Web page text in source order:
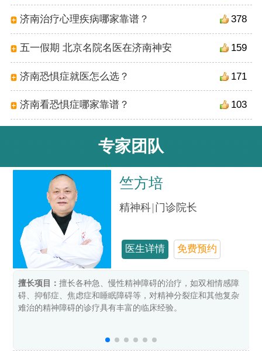
378
济南治疗心理疾病哪家靠谱？
159
五一假期 北京名院名医在济南神安
171
济南恐惧症就医怎么选？
103
济南看恐惧症哪家靠谱？
专家团队
竺方培
精神科 门诊院长
医生详情 免费预约
擅长项目：擅长各种急、慢性精神障碍的治疗，如双相情感障
碍、抑郁症、焦虑症和睡眠障碍等，对精神分裂症和其他复杂
难治的精神障碍的诊疗具有丰富的临床经验。